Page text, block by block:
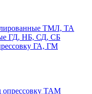
ТМЛ, ТА
ГД, НБ, СД, СБ
ГА, ГМ
опрессовку ТАМ